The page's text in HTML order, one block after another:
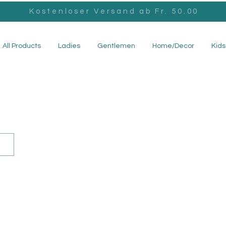
Kostenloser Versand ab Fr. 50.00
All Products Ladies Gentlemen Home/Decor Kids